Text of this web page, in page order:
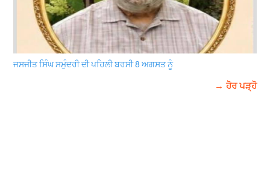
ਜਸਜੀਤ ਸਿੰਘ ਸਮੁੰਦਰੀ ਦੀ ਪਹਿਲੀ ਬਰਸੀ 8 ਅਗਸਤ ਨੂੰ
→ ਹੋਰ ਪੜ੍ਹੋ